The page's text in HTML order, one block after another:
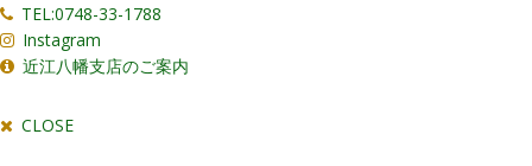
TEL:0748-33-1788
Instagram
近江八幡支店のご案内
CLOSE